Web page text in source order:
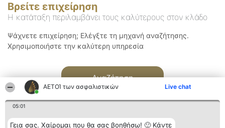
ΑΕΤΟΊ των ασφαλιστικών Live chat
05:01
Γεια σας. Χαίρομαι που θα σας βοηθήσω! 🙂 Κάντε
Βρείτε επιχείρηση
Η κατάταξη περιλαμβάνει τους καλύτερους στον κλάδο
Ψάχνετε επιχείρηση; Ελέγξτε τη μηχανή αναζήτησης.
Χρησιμοποιήστε την καλύτερη υπηρεσία
Αναζήτηση